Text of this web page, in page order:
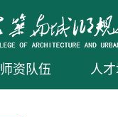
师资队伍 人